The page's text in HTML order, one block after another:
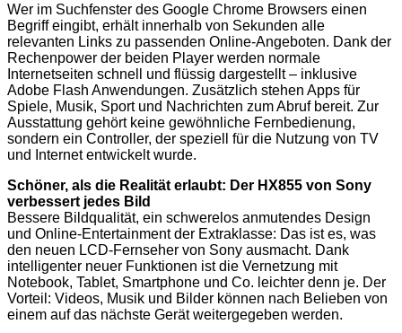
Wer im Suchfenster des Google Chrome Browsers einen
Begriff eingibt, erhält innerhalb von Sekunden alle
relevanten Links zu passenden Online-Angeboten. Dank der
Rechenpower der beiden Player werden normale
Internetseiten schnell und flüssig dargestellt – inklusive
Adobe Flash Anwendungen. Zusätzlich stehen Apps für
Spiele, Musik, Sport und Nachrichten zum Abruf bereit. Zur
Ausstattung gehört keine gewöhnliche Fernbedienung,
sondern ein Controller, der speziell für die Nutzung von TV
und Internet entwickelt wurde.
Schöner, als die Realität erlaubt: Der HX855 von Sony
verbessert jedes Bild
Bessere Bildqualität, ein schwerelos anmutendes Design
und Online-Entertainment der Extraklasse: Das ist es, was
den neuen LCD-Fernseher von Sony ausmacht. Dank
intelligenter neuer Funktionen ist die Vernetzung mit
Notebook, Tablet, Smartphone und Co. leichter denn je. Der
Vorteil: Videos, Musik und Bilder können nach Belieben von
einem auf das nächste Gerät weitergegeben werden.